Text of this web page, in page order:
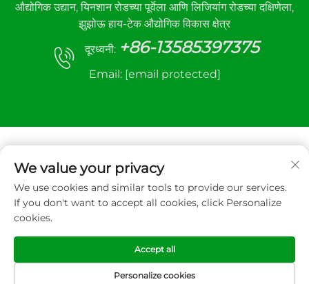
औद्योगिक उद्यान, यिनशान रोडच्या पूर्वेला आणि लिजियांग रोडच्या दक्षिणेला,
झुझोऊ हाय-टेक औद्योगिक विकास क्षेत्र
दूरध्वनी: +86-13585397375
Email: [email protected]
कॉपीराइट © २०२५ झुझोउ सान्हे ऑटोमॅटिक कंट्रोल इक्विपमेंट कंपनी
लिमिटेड. सर्व हक्क राखीव.
We value your privacy
We use cookies and similar tools to provide our services.
If you don't want to accept all cookies, click Personalize
cookies.
Personalize cookies
Accept all